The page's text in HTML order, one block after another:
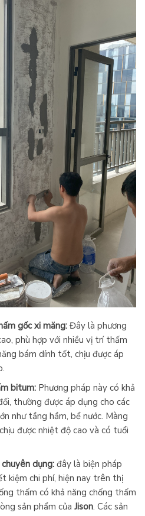
gốc xi măng:Đây là phương
phù hợp với nhiều vị trí thấm
bám dính tốt, chịu được áp
bitum:Phương pháp này có khả
thường được áp dụng cho các
như tầng hầm, bể nước. Màng
được nhiệt độ cao và có tuổi
dụng:đây là biện pháp
kiệm chi phí, hiện nay trên thị
thấm có khả năng chống thấm
sản phẩm của Jison. Các sản